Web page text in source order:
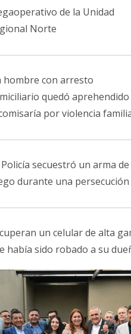
de la Unidad
Norte
hombre con arresto
quedó aprehendido
por violencia
secuestró un arma de
durante una persecución
un celular de alta
había sido robado a su